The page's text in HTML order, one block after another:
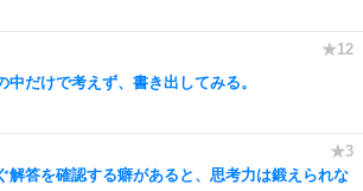
中だけで考えず、書き出してみる。
解答を確認する癖があると、思考力は鍛えられな